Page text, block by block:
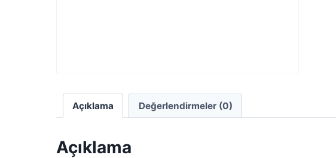
Açıklama Değerlendirmeler (0)
Açıklama